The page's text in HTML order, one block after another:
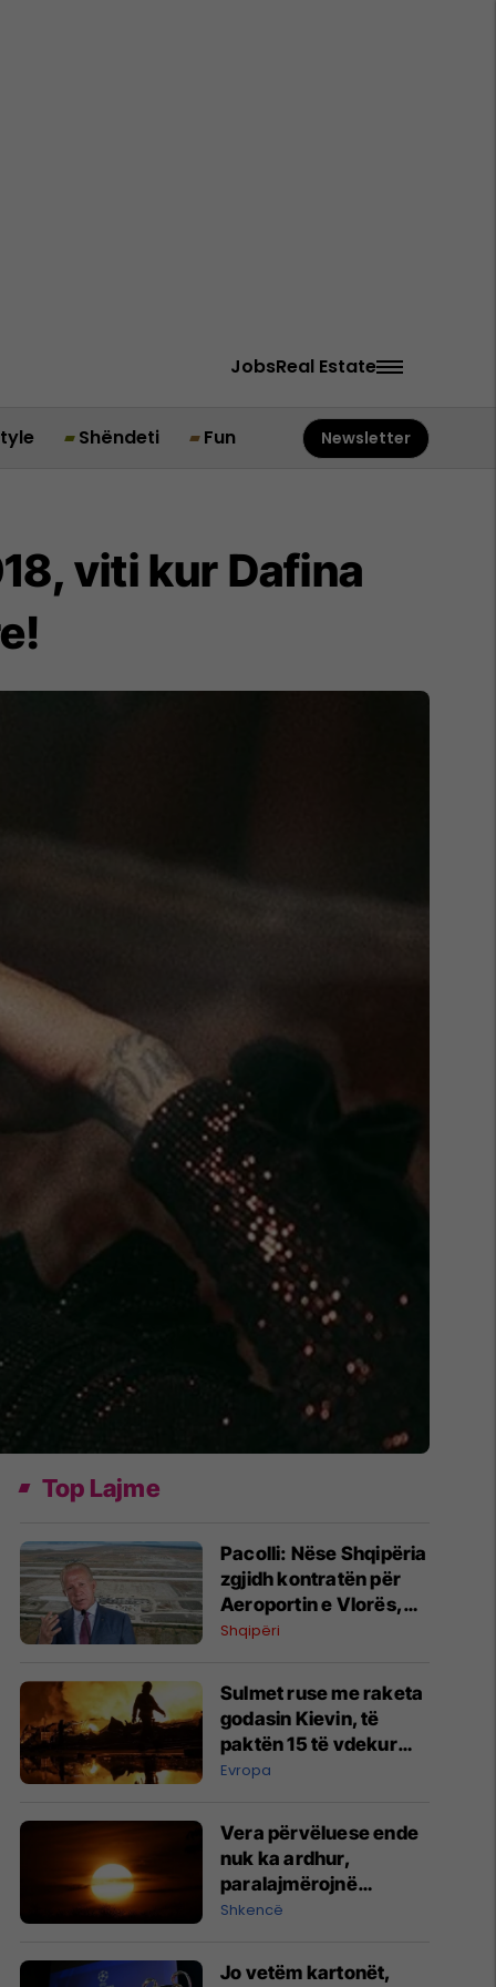
JobsReal Estate
Shëndeti Fun Newsletter
viti kur Dafina
Top Lajme
Pacolli: Nëse Shqipëria
zgjidh kontratën për
Aeroportin e Vlorës,
MABCO do t’i drejtohet
ndërkombëtar
Shqipëri
Sulmet ruse me raketa
godasin Kievin, të
paktën 15 të vdekur
dhe dhjetëra të
Evropa
Vera përvëluese ende
nuk ka ardhur,
paralajmërojnë
shkencëtarët
Shkencë
Jo vetëm kartonët,